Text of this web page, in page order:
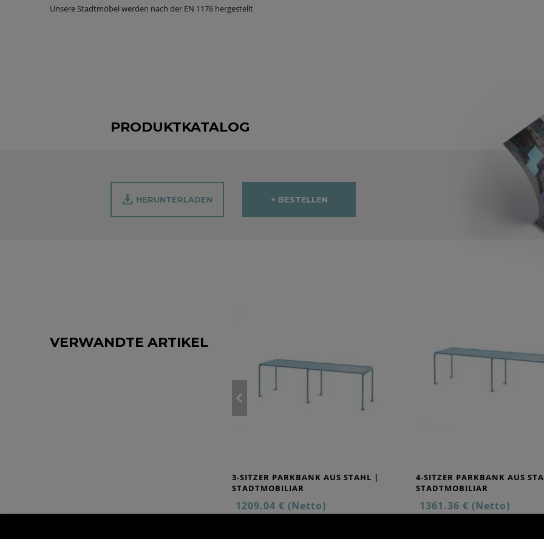
Unsere Stadtmöbel werden nach der EN 1176 hergestellt
PRODUKTKATALOG
HERUNTERLADEN + BESTELLEN
VERWANDTE ARTIKEL
3-SITZER PARKBANK AUS STAHL |
STADTMOBILIAR
1209.04 € (Netto)
1.511,30 € (mit MwSt)
4-SITZER PARKBANK AUS
STADTMOBILIAR
1361.36 € (Netto)
1.701,70 € (mit MwSt)